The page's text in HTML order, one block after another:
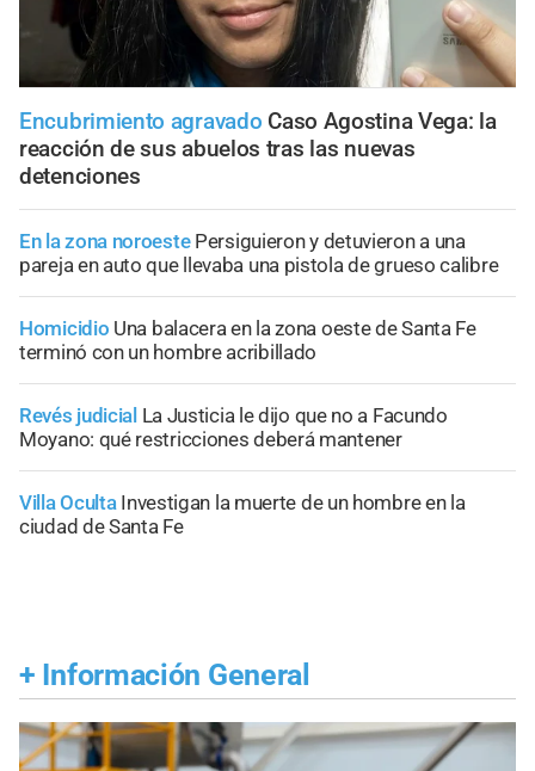
Encubrimiento agravado Caso Agostina Vega: la
reacción de sus abuelos tras las nuevas
detenciones
En la zona noroeste Persiguieron y detuvieron a una
pareja en auto que llevaba una pistola de grueso calibre
Homicidio Una balacera en la zona oeste de Santa Fe
terminó con un hombre acribillado
Revés judicial La Justicia le dijo que no a Facundo
Moyano: qué restricciones deberá mantener
Villa Oculta Investigan la muerte de un hombre en la
ciudad de Santa Fe
+ Información General